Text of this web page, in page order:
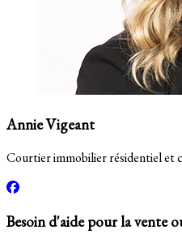
Annie Vigeant
Courtier immobilier résidentiel et
Besoin d'aide pour la vente